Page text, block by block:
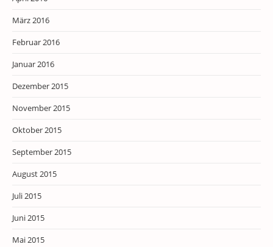
März 2016
Februar 2016
Januar 2016
Dezember 2015
November 2015
Oktober 2015
September 2015
August 2015
Juli 2015
Juni 2015
Mai 2015